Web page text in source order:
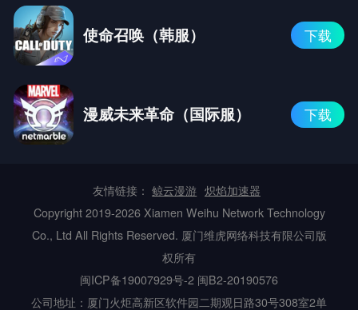
使命召唤（韩服） 下载
漫威未来革命（国际服） 下载
友情链接： 鲸云漫游 炽焰加速器
Copyright 2019-2026 Xiamen Weihu Network Technology
Co., Ltd All Rights Reserved. 厦门维虎网络科技有限公司版
权所有
闽ICP备19007929号-2 闽B2-20190576
公司地址：厦门火炬高新区软件园二期观日路30号308室2单